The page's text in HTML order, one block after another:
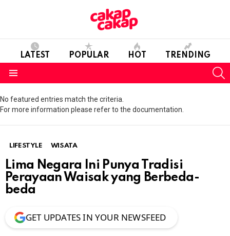
LATEST POPULAR HOT TRENDING
No featured entries match the criteria.
For more information please refer to the documentation.
LIFESTYLE WISATA
Lima Negara Ini Punya Tradisi
Perayaan Waisak yang Berbeda-
beda
GET UPDATES IN YOUR NEWSFEED